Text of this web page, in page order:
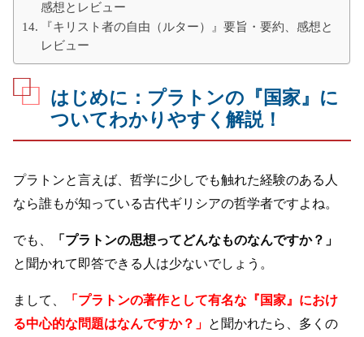
感想とレビュー
『キリスト者の自由（ルター）』要旨・要約、感想と
レビュー
はじめに：プラトンの『国家』に
ついてわかりやすく解説！
プラトンと言えば、哲学に少しでも触れた経験のある人
なら誰もが知っている古代ギリシアの哲学者ですよね。
でも、
「プラトンの思想ってどんなものなんですか？」
と聞かれて即答できる人は少ないでしょう。
まして、
「プラトンの著作として有名な『国家』におけ
る中心的な問題はなんですか？」 と聞かれたら、多くの